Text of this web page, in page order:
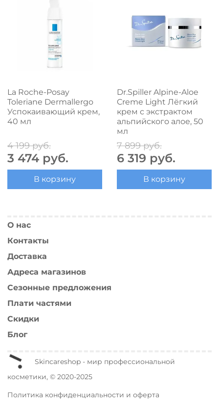
La Roche-Posay
Toleriane Dermallergo
Успокаивающий крем,
40 мл
4 199 руб.
3 474 руб.
В корзину
Dr.Spiller Alpine-Aloe
Creme Light Лёгкий
крем с экстрактом
альпийского алое, 50
мл
7 899 руб.
6 319 руб.
В корзину
О нас
Контакты
Доставка
Адреса магазинов
Сезонные предложения
Плати частями
Скидки
Блог
Skincareshop - мир профессиональной
косметики, © 2020-2025
Политика конфиденциальности и оферта